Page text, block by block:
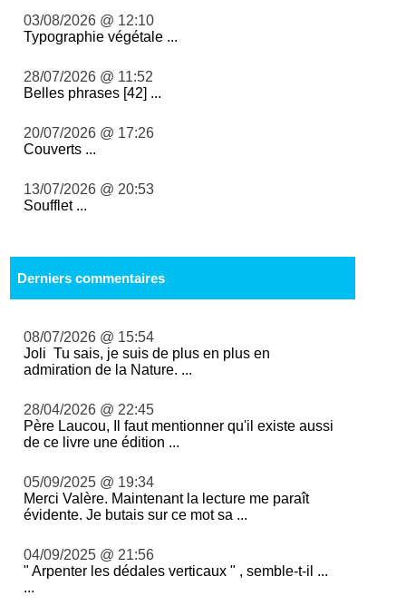
03/08/2026 @ 12:10
Typographie végétale ...
28/07/2026 @ 11:52
Belles phrases [42] ...
20/07/2026 @ 17:26
Couverts ...
13/07/2026 @ 20:53
Soufflet ...
Derniers commentaires
08/07/2026 @ 15:54
Joli Tu sais, je suis de plus en plus en
admiration de la Nature. ...
28/04/2026 @ 22:45
Père Laucou, Il faut mentionner qu'il existe aussi
de ce livre une édition ...
05/09/2025 @ 19:34
Merci Valère. Maintenant la lecture me paraît
évidente. Je butais sur ce mot sa ...
04/09/2025 @ 21:56
" Arpenter les dédales verticaux " , semble-t-il ...
...